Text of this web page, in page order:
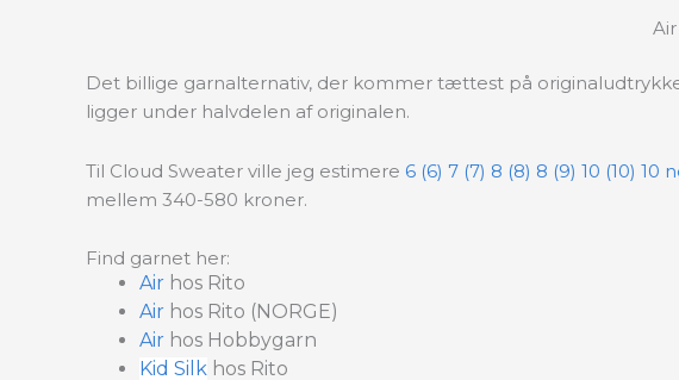
Det billige garnalternativ, der kommer tættest på
ligger under halvdelen af originalen.
Til Cloud Sweater ville jeg estimere 6 (6) 7 (7) 8 (8) 8 (9) 10 (10) 10
mellem 340-580 kroner.
Find garnet her:
Air hos Rito
Air hos Rito (NORGE)
Air hos Hobbygarn
Kid Silk hos Rito